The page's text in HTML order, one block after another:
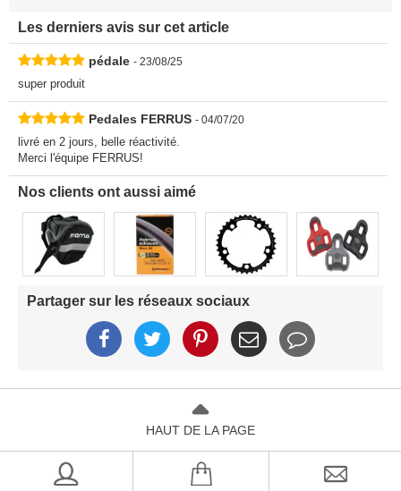
Les derniers avis sur cet article
pédale - 23/08/25
super produit
Pedales FERRUS - 04/07/20
livré en 2 jours, belle réactivité.
Merci l'équipe FERRUS!
Nos clients ont aussi aimé
Partager sur les réseaux sociaux
HAUT DE LA PAGE